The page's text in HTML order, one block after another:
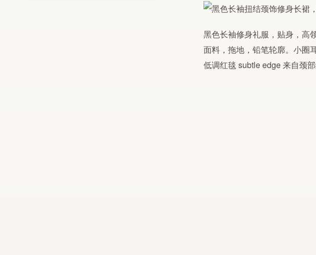
黑色长袖修身礼服，贴身，高
面料，拖地，铅笔轮廓。小圈
低调红毯 subtle edge 来自颈部